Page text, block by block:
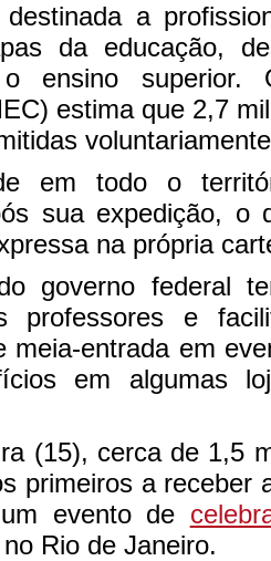
a
da educação,
ensino superior.
estima que 2,7
em todo o
sua expedição, o
na própria
governo federal
professores e
meia-entrada em
em algumas
(15), cerca de 1,5
primeiros a receber
evento de
no Rio de Janeiro.